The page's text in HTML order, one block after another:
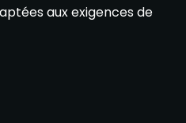
aux exigences de